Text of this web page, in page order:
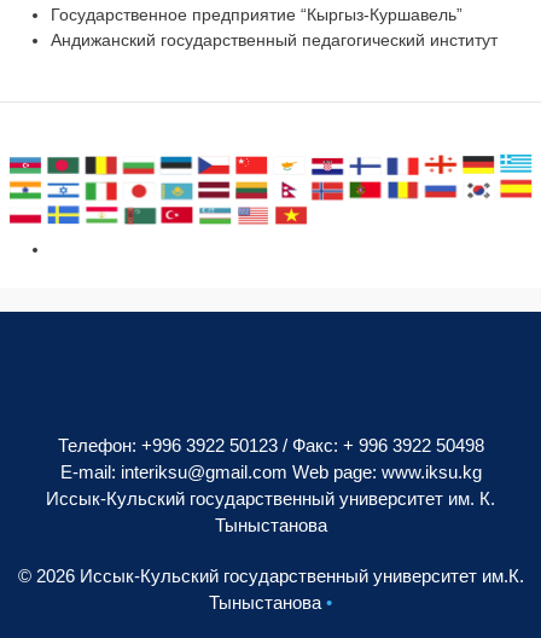
Государственное предприятие “Кыргыз-Куршавель”
Андижанский государственный педагогический институт
Телефон: +996 3922 50123 / Факс: + 996 3922 50498
E-mail: interiksu@gmail.com Web page: www.iksu.kg
Иссык-Кульский государственный университет им. К.
Тыныстанова
© 2026 Иссык-Кульский государственный университет им.К.
Тыныстанова •